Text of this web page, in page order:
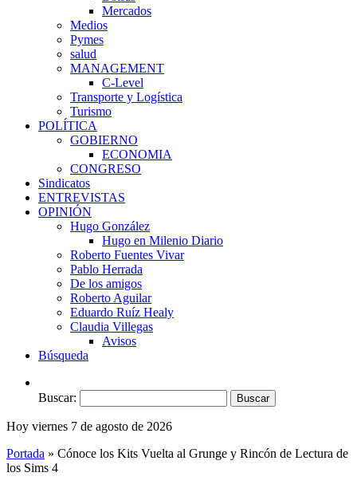
Mercados
Medios
Pymes
salud
MANAGEMENT
C-Level
Transporte y Logística
Turismo
POLÍTICA
GOBIERNO
ECONOMIA
CONGRESO
Sindicatos
ENTREVISTAS
OPINIÓN
Hugo González
Hugo en Milenio Diario
Roberto Fuentes Vivar
Pablo Herrada
De los amigos
Roberto Aguilar
Eduardo Ruíz Healy
Claudia Villegas
Avisos
Búsqueda
Buscar:
Hoy viernes 7 de agosto de 2026
Portada » Cónoce los Kits Vuelta al Grunge y Rincón de Lectura de
los Sims 4